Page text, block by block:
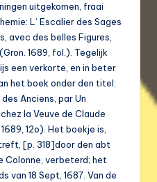
uitgekomen, fraai
L’ Escalier des Sages
avec des belles Figures,
1689, fol.). Tegelijk
een verkorte, en in beter
het boek onder den titel:
Anciens, par Un
la Veuve de Claude
12o). Het boekje is,
[p. 318]door den abt
Colonne, verbeterd; het
van 18 Sept, 1687. Van de